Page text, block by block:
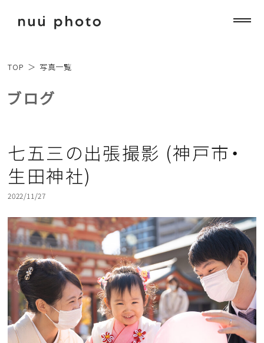
TOP ＞ 写真一覧
ブログ
七五三の出張撮影 (神戸市・
生田神社)
2022/11/27